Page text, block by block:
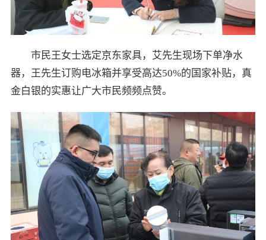
市民王女士选定京东家具，艾先生现场下单净水
器，王先生订购电冰箱并享受高达50%的国家补贴，真
金白银的实惠让广大市民频频点赞。